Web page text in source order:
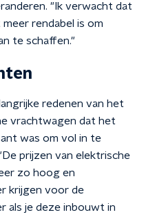
"Ik verwacht dat
rendabel is om
te schaffen."
redenen van het
vrachtwagen dat het
was om vol in te
prijzen van elektrische
zo hoog en
krijgen voor de
als je deze inbouwt in